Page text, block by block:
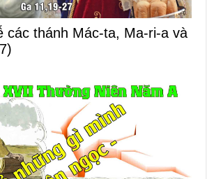
các thánh Mác-ta, Ma-ri-a và